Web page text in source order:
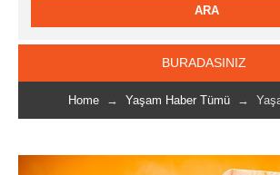
BURADASINIZ
Home→ Yaşam Haber Tümü→